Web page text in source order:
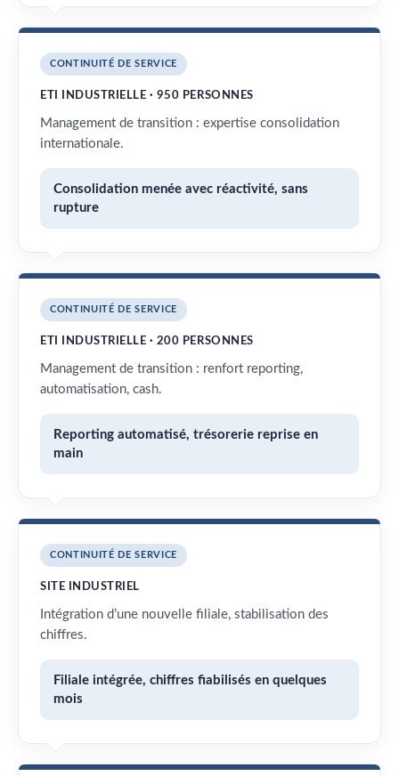
CONTINUITÉ DE SERVICE
ETI INDUSTRIELLE · 950 PERSONNES
Management de transition : expertise consolidation
internationale.
Consolidation menée avec réactivité, sans
rupture
CONTINUITÉ DE SERVICE
ETI INDUSTRIELLE · 200 PERSONNES
Management de transition : renfort reporting,
automatisation, cash.
Reporting automatisé, trésorerie reprise en
main
CONTINUITÉ DE SERVICE
SITE INDUSTRIEL
Intégration d’une nouvelle filiale, stabilisation des
chiffres.
Filiale intégrée, chiffres fiabilisés en quelques
mois